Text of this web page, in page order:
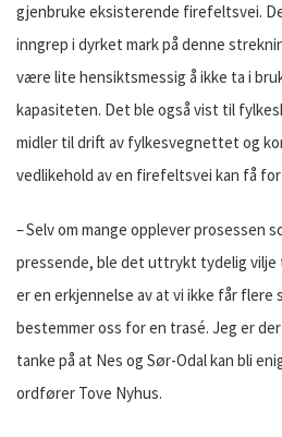
gjenbruke eksisterende firefeltsvei.
inngrep i dyrket mark på denne
være lite hensiktsmessig å ikke ta i
kapasiteten. Det ble også vist til
midler til drift av fylkesvegnettet og
vedlikehold av en firefeltsvei kan få
– Selv om mange opplever prosessen
pressende, ble det uttrykt tydelig vilje
er en erkjennelse av at vi ikke får flere
bestemmer oss for en trasé. Jeg er
tanke på at Nes og Sør-Odal kan bli
ordfører Tove Nyhus.